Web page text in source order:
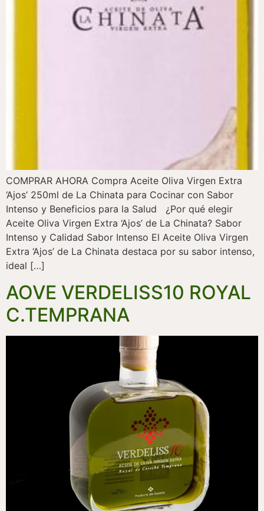
COMPRAR AHORA Compra Aceite Oliva Virgen Extra
‘Ajos’ 250ml de La Chinata para Cocinar con Sabor
Intenso y Beneficios para la Salud ¿Por qué elegir
Aceite Oliva Virgen Extra ‘Ajos’ de La Chinata? Sabor
Intenso y Calidad Sabor Intenso El Aceite Oliva Virgen
Extra ‘Ajos’ de La Chinata destaca por su sabor intenso,
ideal […]
AOVE VERDELISS10 ROYAL
C.TEMPRANA